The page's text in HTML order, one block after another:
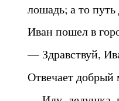
лошадь; а то
Иван пошел в
— Здравствуй,
Отвечает добрый